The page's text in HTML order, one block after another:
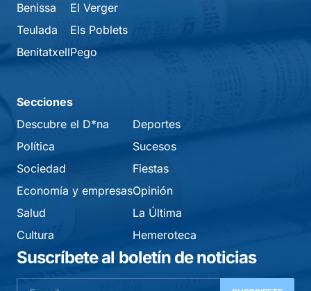
Benissa
Teulada
Benitatxell
El Verger
Els Poblets
Pego
Secciones
Descubre el D*na
Política
Sociedad
Economía y empresas
Salud
Cultura
Deportes
Sucesos
Fiestas
Opinión
La Última
Hemeroteca
Suscríbete al boletín de noticias